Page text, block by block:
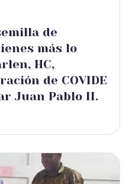
de
más lo
HC,
de COVIDE
Juan Pablo II.